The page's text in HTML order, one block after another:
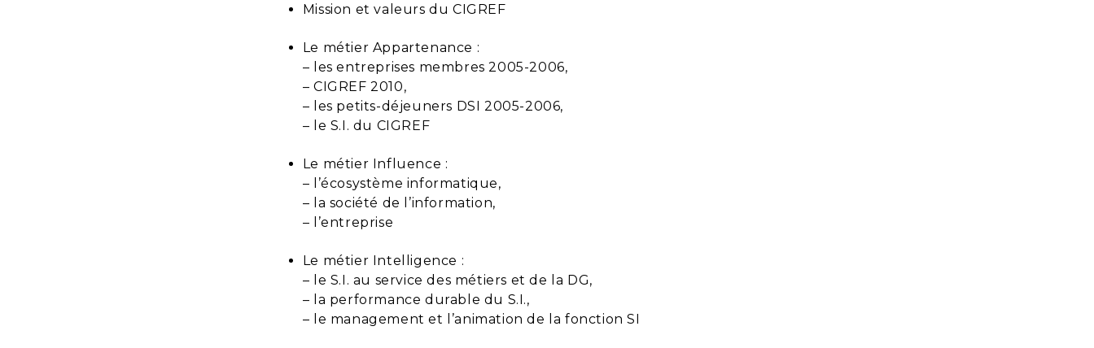
Mission et valeurs du CIGREF
Le métier Appartenance :
– les entreprises membres 2005-2006,
– CIGREF 2010,
– les petits-déjeuners DSI 2005-2006,
– le S.I. du CIGREF
Le métier Influence :
– l’écosystème informatique,
– la société de l’information,
– l’entreprise
Le métier Intelligence :
– le S.I. au service des métiers et de la DG,
– la performance durable du S.I.,
– le management et l’animation de la fonction SI